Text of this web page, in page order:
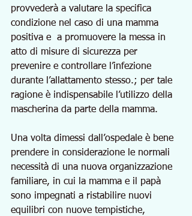
provvederà a valutare la specifica
condizione nel caso di una mamma
positiva e  a promuovere la messa in
atto di misure di sicurezza per
prevenire e controllare l’infezione
durante l’allattamento stesso.; per tale
ragione è indispensabile l’utilizzo della
mascherina da parte della mamma.
Una volta dimessi dall’ospedale è bene
prendere in considerazione le normali
necessità di una nuova organizzazione
familiare, in cui la mamma e il papà
sono impegnati a ristabilire nuovi
equilibri con nuove tempistiche,